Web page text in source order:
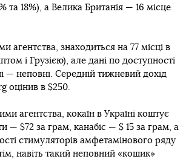
та 18%), а Велика Британія — 16 місце
агентства, знаходиться на 77 місці в
і Грузією), але дані по доступності
— неповні. Середній тижневий дохід
оцінив в $250.
агентства, кокаїн в Україні коштує
— $72 за грам, канабіс — $ 15 за грам, а
стимуляторів амфетамінового ряду
навіть такий неповний «кошик»